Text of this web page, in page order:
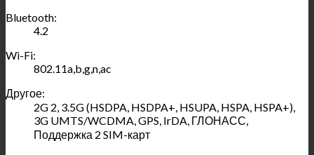
Bluetooth:
4.2
Wi-Fi:
802.11a,b,g,n,ac
Другое:
2G 2, 3.5G (HSDPA, HSDPA+, HSUPA, HSPA, HSPA+),
3G UMTS/WCDMA, GPS, IrDA, ГЛОНАСС,
Поддержка 2 SIM-карт